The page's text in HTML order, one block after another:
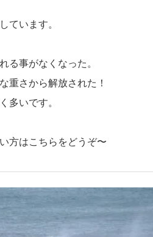
ています。
る事がなくなった。
重さから解放された！
多いです。
方はこちらをどうぞ〜